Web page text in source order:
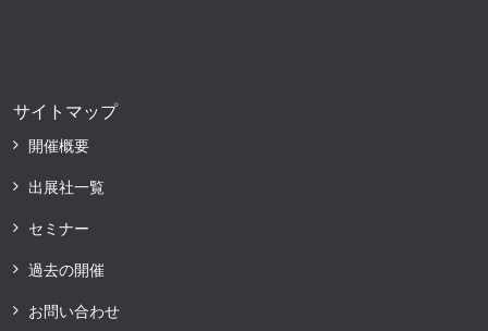
サイトマップ
開催概要
出展社一覧
セミナー
過去の開催
お問い合わせ